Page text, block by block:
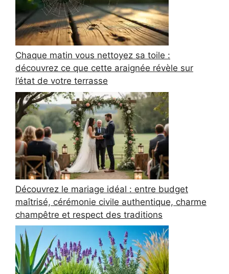
Chaque matin vous nettoyez sa toile :
découvrez ce que cette araignée révèle sur
l’état de votre terrasse
Découvrez le mariage idéal : entre budget
maîtrisé, cérémonie civile authentique, charme
champêtre et respect des traditions